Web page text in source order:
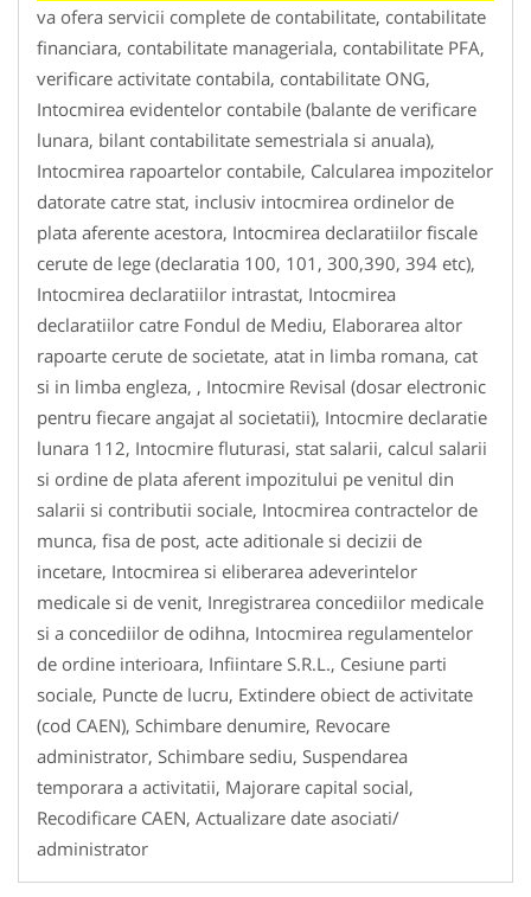
va ofera servicii complete de contabilitate, contabilitate
financiara, contabilitate manageriala, contabilitate PFA,
verificare activitate contabila, contabilitate ONG,
Intocmirea evidentelor contabile (balante de verificare
lunara, bilant contabilitate semestriala si anuala),
Intocmirea rapoartelor contabile, Calcularea impozitelor
datorate catre stat, inclusiv intocmirea ordinelor de
plata aferente acestora, Intocmirea declaratiilor fiscale
cerute de lege (declaratia 100, 101, 300,390, 394 etc),
Intocmirea declaratiilor intrastat, Intocmirea
declaratiilor catre Fondul de Mediu, Elaborarea altor
rapoarte cerute de societate, atat in limba romana, cat
si in limba engleza, , Intocmire Revisal (dosar electronic
pentru fiecare angajat al societatii), Intocmire declaratie
lunara 112, Intocmire fluturasi, stat salarii, calcul salarii
si ordine de plata aferent impozitului pe venitul din
salarii si contributii sociale, Intocmirea contractelor de
munca, fisa de post, acte aditionale si decizii de
incetare, Intocmirea si eliberarea adeverintelor
medicale si de venit, Inregistrarea concediilor medicale
si a concediilor de odihna, Intocmirea regulamentelor
de ordine interioara, Infiintare S.R.L., Cesiune parti
sociale, Puncte de lucru, Extindere obiect de activitate
(cod CAEN), Schimbare denumire, Revocare
administrator, Schimbare sediu, Suspendarea
temporara a activitatii, Majorare capital social,
Recodificare CAEN, Actualizare date asociati/
administrator